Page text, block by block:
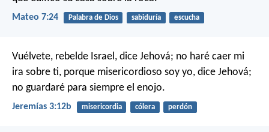
Mateo 7:24 Palabra de Dios sabiduría escucha
Vuélvete, rebelde Israel, dice Jehová; no haré caer mi
ira sobre ti, porque misericordioso soy yo, dice Jehová;
no guardaré para siempre el enojo.
Jeremías 3:12b misericordia cólera perdón